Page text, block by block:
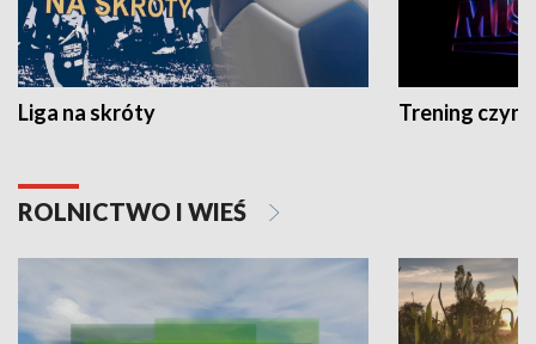
Liga na skróty Trening czyni
ROLNICTWO I WIEŚ